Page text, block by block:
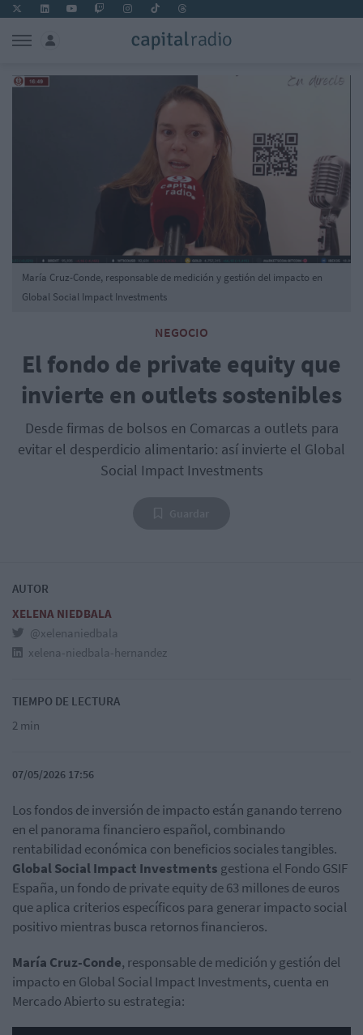
NEGOCIO
El fondo de private equity que
invierte en outlets sostenibles
Desde firmas de bolsos en Comarcas a outlets para
evitar el desperdicio alimentario: así invierte el Global
Social Impact Investments
María Cruz-Conde, responsable de medición y gestión del impacto en
Global Social Impact Investments
AUTOR
XELENA NIEDBALA
@xelenaniedbala
xelena-niedbala-hernandez
TIEMPO DE LECTURA
2 min
07/05/2026 17:56
Los fondos de inversión de impacto están ganando terreno
en el panorama financiero español, combinando
rentabilidad económica con beneficios sociales tangibles.
Global Social Impact Investments gestiona el Fondo GSIF
España, un fondo de private equity de 63 millones de euros
que aplica criterios específicos para generar impacto social
positivo mientras busca retornos financieros.
María Cruz-Conde, responsable de medición y gestión del
impacto en Global Social Impact Investments, cuenta en
Mercado Abierto su estrategia: